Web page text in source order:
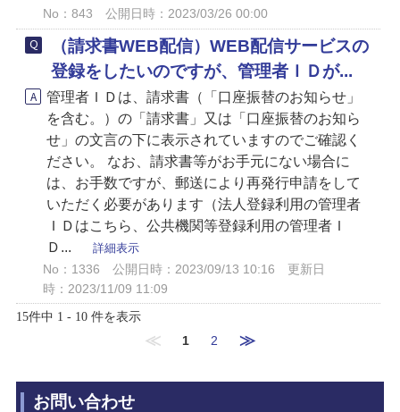
No：843 公開日時：2023/03/26 00:00
（請求書WEB配信）WEB配信サービスの
登録をしたいのですが、管理者ＩＤが...
管理者ＩＤは、請求書（「口座振替のお知らせ」
を含む。）の「請求書」又は「口座振替のお知ら
せ」の文言の下に表示されていますのでご確認く
ださい。 なお、請求書等がお手元にない場合に
は、お手数ですが、郵送により再発行申請をして
いただく必要があります（法人登録利用の管理者
ＩＤはこちら、公共機関等登録利用の管理者Ｉ
Ｄ...
詳細表示
No：1336 公開日時：2023/09/13 10:16
更新日
時：2023/11/09 11:09
15件中 1 - 10 件を表示
≪ 1 2 ≫
お問い合わせ